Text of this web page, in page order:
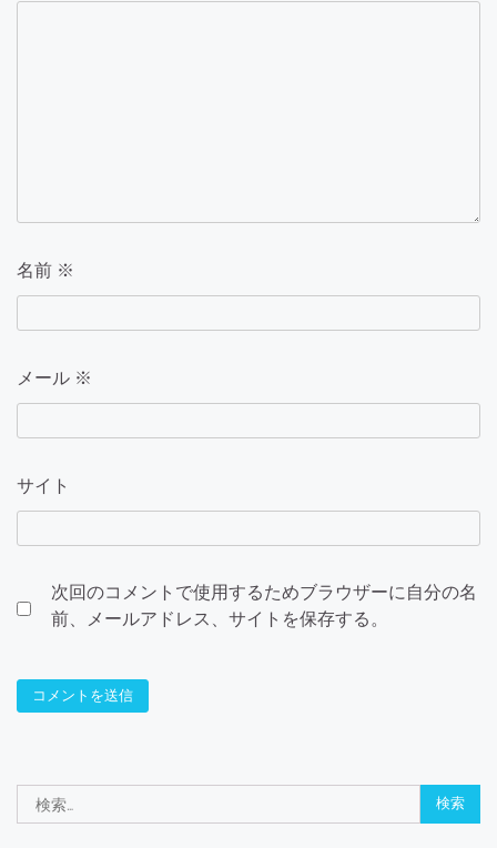
名前 ※
メール ※
サイト
次回のコメントで使用するためブラウザーに自分の名
前、メールアドレス、サイトを保存する。
索: